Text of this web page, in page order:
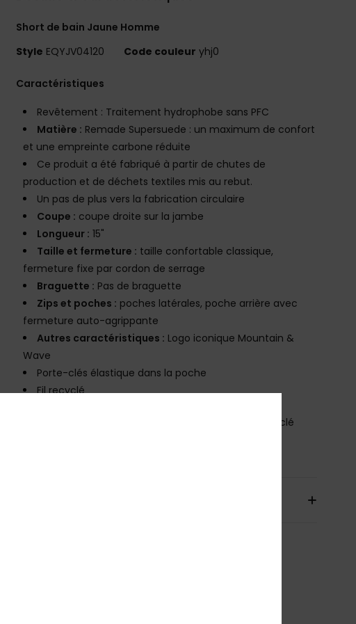
Short de bain Jaune Homme
Style EQYJV04120 Code couleur yhj0
Caractéristiques
Revêtement : Traitement hydrophobe sans PFC
Matière : Remade Supersuede : un maximum de confort
et une empreinte carbone réduite
Ce produit a été fabriqué à partir de chutes de
production et de déchets textiles mis au rebut.
Un pas de plus vers la fabrication circulaire
Coupe : coupe droite sur la jambe
Longueur : 15"
Taille et fermeture : taille confortable classique,
fermeture fixe par cordon de serrage
Braguette : Pas de braguette
Zips et poches : poches latérales, poche arrière avec
fermeture auto-agrippante
Autres caractéristiques : Logo iconique Mountain &
Wave
Porte-clés élastique dans la poche
Fil recyclé
[Matière Principale] 100% Polyester Recyclé